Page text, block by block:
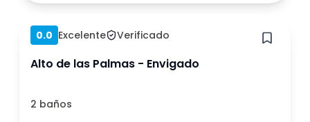
Hace 1 año
0.0 Excelente Verificado
Alto de las Palmas - Envigado
2 baños